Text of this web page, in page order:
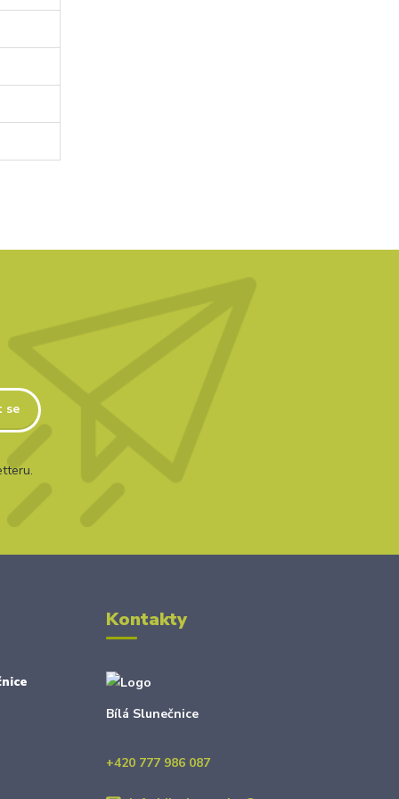
se
Kontakty
Bílá Slunečnice
+420 777 986 087